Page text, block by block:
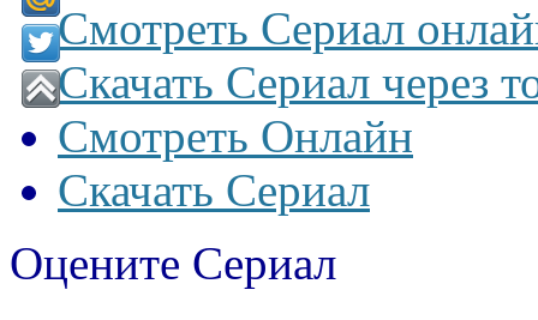
Смотреть Сериал
Скачать Сериал через
Смотреть Онлайн
Скачать Сериал
Оцените Сериал